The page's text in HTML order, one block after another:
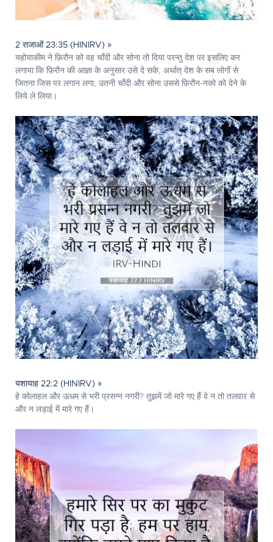
2 राजाओं 23:35 (HINIRV) »
यहोयाकीम ने फ़िरौन को वह चाँदी और सोना तो दिया परन्तु देश पर इसलिए कर
लगाया कि फ़िरौन की आज्ञा के अनुसार उसे दे सके, अर्थात् देश के सब लोगों से
जितना जिस पर लगान लगा, उतनी चाँदी और सोना उससे फ़िरौन-नको को देने के
लिये ले लिया।
यशायाह 22:2 (HINIRV) »
हे कोलाहल और ऊधम से भरी प्रसन्‍न नगरी? तुझमें जो मारे गए हैं वे न तो तलवार से
और न लड़ाई में मारे गए हैं।